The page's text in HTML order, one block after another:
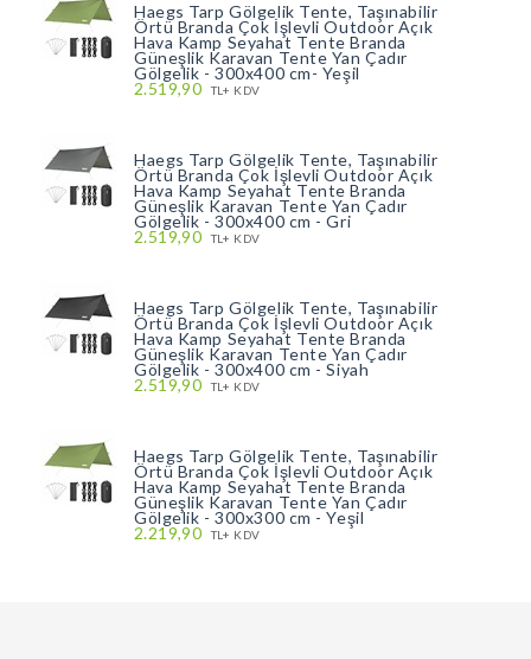
Haegs Tarp Gölgelik Tente, Taşınabilir
Örtü Branda Çok İşlevli Outdoor Açık
Hava Kamp Seyahat Tente Branda
Güneşlik Karavan Tente Yan Çadır
Gölgelik - 300x400 cm- Yeşil
2.519,90 TL+ KDV
Haegs Tarp Gölgelik Tente, Taşınabilir
Örtü Branda Çok İşlevli Outdoor Açık
Hava Kamp Seyahat Tente Branda
Güneşlik Karavan Tente Yan Çadır
Gölgelik - 300x400 cm - Gri
2.519,90 TL+ KDV
Haegs Tarp Gölgelik Tente, Taşınabilir
Örtü Branda Çok İşlevli Outdoor Açık
Hava Kamp Seyahat Tente Branda
Güneşlik Karavan Tente Yan Çadır
Gölgelik - 300x400 cm - Siyah
2.519,90 TL+ KDV
Haegs Tarp Gölgelik Tente, Taşınabilir
Örtü Branda Çok İşlevli Outdoor Açık
Hava Kamp Seyahat Tente Branda
Güneşlik Karavan Tente Yan Çadır
Gölgelik - 300x300 cm - Yeşil
2.219,90 TL+ KDV